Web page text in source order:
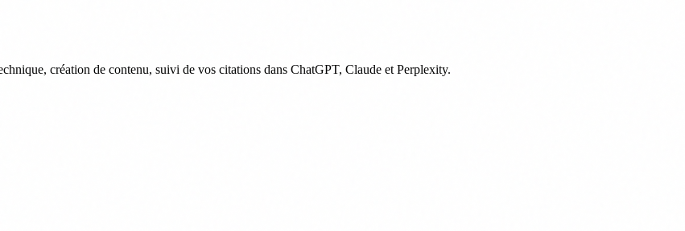
création de contenu, suivi de vos citations dans ChatGPT, Claude et Perplexity.